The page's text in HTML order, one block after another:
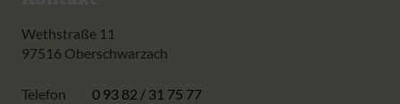
Wethstraße 11
97516 Oberschwarzach
Telefon
0 93 82 / 31 75 77